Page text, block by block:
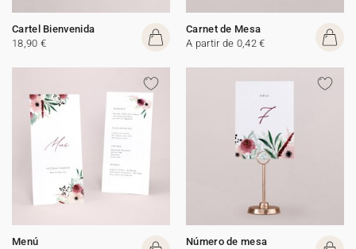
Cartel Bienvenida
18,90 €
Carnet de Mesa
A partir de 0,42 €
Menú
Número de mesa